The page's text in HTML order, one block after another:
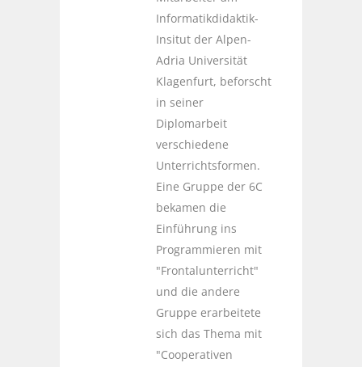
Informatikdidaktik-
Insitut der Alpen-
Adria Universität
Klagenfurt, beforscht
in seiner
Diplomarbeit
verschiedene
Unterrichtsformen.
Eine Gruppe der 6C
bekamen die
Einführung ins
Programmieren mit
"Frontalunterricht"
und die andere
Gruppe erarbeitete
sich das Thema mit
"Cooperativen